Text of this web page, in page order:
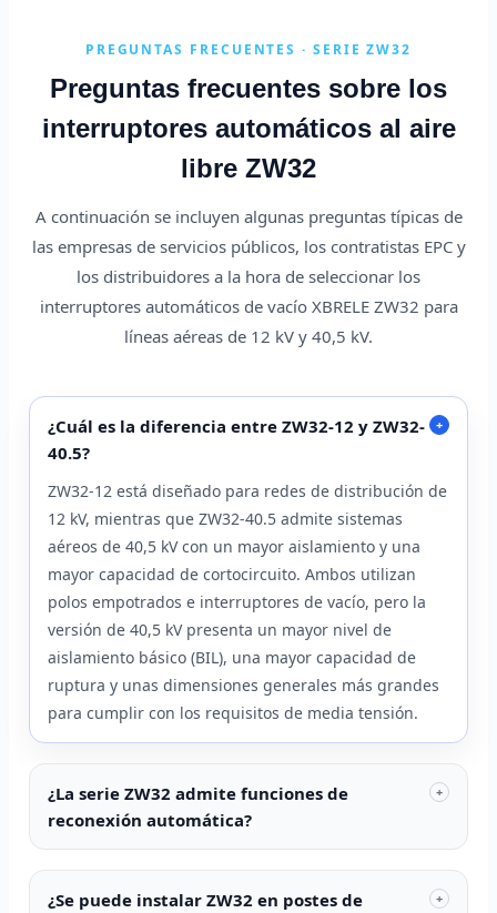
PREGUNTAS FRECUENTES · SERIE ZW32
Preguntas frecuentes sobre los
interruptores automáticos al aire
libre ZW32
A continuación se incluyen algunas preguntas típicas de
las empresas de servicios públicos, los contratistas EPC y
los distribuidores a la hora de seleccionar los
interruptores automáticos de vacío XBRELE ZW32 para
líneas aéreas de 12 kV y 40,5 kV.
¿Cuál es la diferencia entre ZW32-12 y ZW32-
40.5?
+
ZW32-12 está diseñado para redes de distribución de
12 kV, mientras que ZW32-40.5 admite sistemas
aéreos de 40,5 kV con un mayor aislamiento y una
mayor capacidad de cortocircuito. Ambos utilizan
polos empotrados e interruptores de vacío, pero la
versión de 40,5 kV presenta un mayor nivel de
aislamiento básico (BIL), una mayor capacidad de
ruptura y unas dimensiones generales más grandes
para cumplir con los requisitos de media tensión.
¿La serie ZW32 admite funciones de
reconexión automática?
+
¿Se puede instalar ZW32 en postes de
+